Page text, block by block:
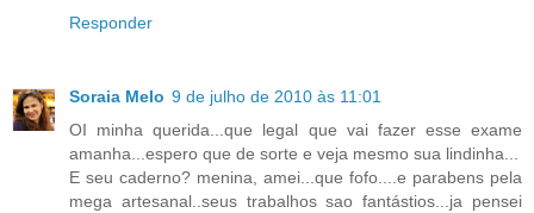
Responder
Soraia Melo 9 de julho de 2010 às 11:01
OI minha querida...que legal que vai fazer esse exame
amanha...espero que de sorte e veja mesmo sua lindinha...
E seu caderno? menina, amei...que fofo....e parabens pela
mega artesanal..seus trabalhos sao fantástios...ja pensei